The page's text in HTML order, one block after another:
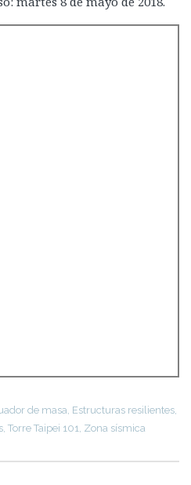
de masa, Estructuras resilientes,
, Torre Taipei 101, Zona sísmica